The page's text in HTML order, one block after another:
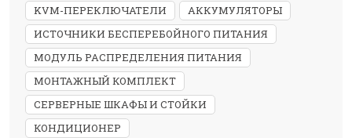
KVM-ПЕРЕКЛЮЧАТЕЛИ
АККУМУЛЯТОРЫ
ИСТОЧНИКИ БЕСПЕРЕБОЙНОГО ПИТАНИЯ
МОДУЛЬ РАСПРЕДЕЛЕНИЯ ПИТАНИЯ
МОНТАЖНЫЙ КОМПЛЕКТ
СЕРВЕРНЫЕ ШКАФЫ И СТОЙКИ
КОНДИЦИОНЕР